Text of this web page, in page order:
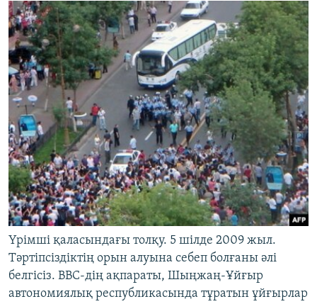
Үрімші қаласындағы толқу. 5 шілде 2009 жыл.
Тәртіпсіздіктің орын алуына себеп болғаны әлі
белгісіз. BBC-дің ақпараты, Шыңжаң-Ұйғыр
автономиялық республикасында тұратын ұйғырлар